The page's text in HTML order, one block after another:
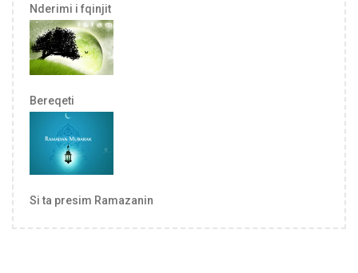
Nderimi i fqinjit
Bereqeti
Si ta presim Ramazanin